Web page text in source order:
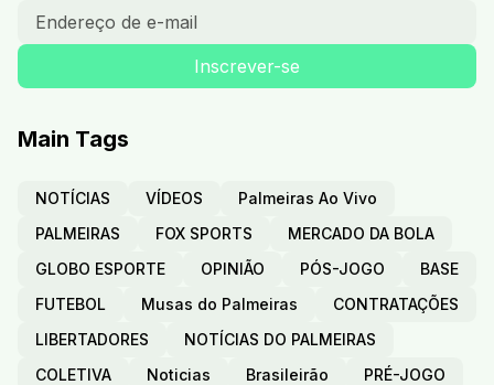
Main Tags
NOTÍCIAS VÍDEOS
Palmeiras Ao Vivo
PALMEIRAS
FOX SPORTS
MERCADO DA BOLA
GLOBO ESPORTE
OPINIÃO PÓS-JOGO
BASE
FUTEBOL
Musas do Palmeiras
CONTRATAÇÕES
LIBERTADORES
NOTÍCIAS DO PALMEIRAS
COLETIVA
Noticias Brasileirão
PRÉ-JOGO